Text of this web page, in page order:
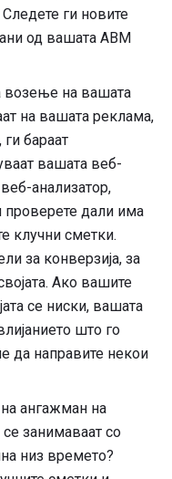
ги новите
од вашата ABM
возење на вашата
на вашата реклама,
бараат
вашата веб-
анализатор,
проверете дали има
клучни сметки.
за конверзија, за
Ако вашите
се ниски, вашата
што го
да направите некои
ангажман на
занимаваат со
низ времето?